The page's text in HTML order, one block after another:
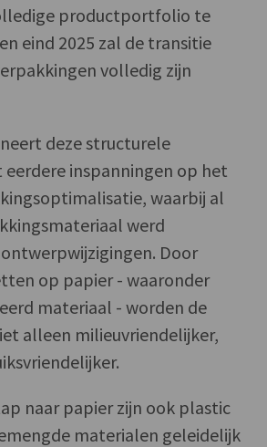
productportfolio te
eind 2025 zal de transitie
volledig zijn
deze structurele
eerdere inspanningen op het
waarbij al
werd
Door
op papier - waaronder
materiaal - worden de
alleen milieuvriendelijker,
naar papier zijn ook plastic
materialen geleidelijk